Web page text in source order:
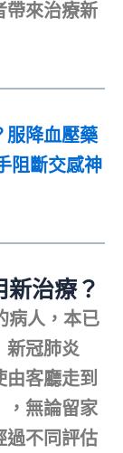
帶來治療新
服降血壓藥
阻斷交感神
治療？
病人，本已
新冠肺炎
客廳走到
，無論留家
過不同評估